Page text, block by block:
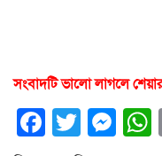
সংবাদটি ভালো লাগলে